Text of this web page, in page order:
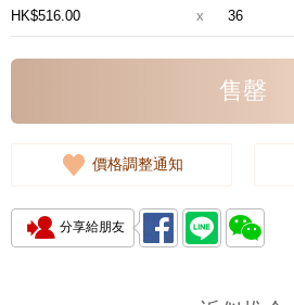
HK$516.00 x 36
售罄
價格調整通知
分享給朋友